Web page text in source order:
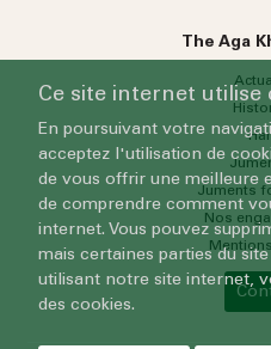
The Aga
Juments
Nos
Ce site internet utilise
En poursuivant votre
acceptez l'utilisation de
de vous offrir une meilleure
de comprendre comment
internet. Vous pouvez
mais certaines parties du
utilisant notre site internet,
des cookies.